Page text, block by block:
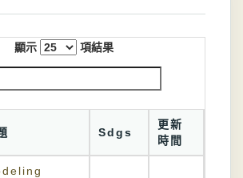
顯示 項結果
Sdgs
更新
時間